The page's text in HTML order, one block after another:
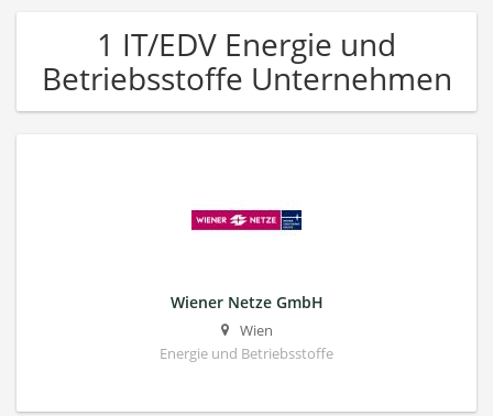
1 IT/EDV Energie und
Betriebsstoffe Unternehmen
Wiener Netze GmbH
Wien
Energie und Betriebsstoffe